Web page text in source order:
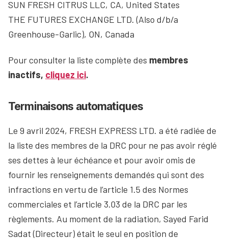
SUN FRESH CITRUS LLC, CA, United States
THE FUTURES EXCHANGE LTD. (Also d/b/a
Greenhouse-Garlic), ON, Canada
Pour consulter la liste complète des membres
inactifs, cliquez ici.
Terminaisons automatiques
Le 9 avril 2024, FRESH EXPRESS LTD. a été radiée de
la liste des membres de la DRC pour ne pas avoir réglé
ses dettes à leur échéance et pour avoir omis de
fournir les renseignements demandés qui sont des
infractions en vertu de l’article 1.5 des Normes
commerciales et l’article 3.03 de la DRC par les
règlements. Au moment de la radiation, Sayed Farid
Sadat (Directeur) était le seul en position de